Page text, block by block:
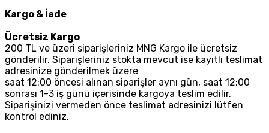
Kargo & İade
Ücretsiz Kargo
200 TL ve üzeri siparişleriniz MNG Kargo ile ücretsiz
gönderilir. Siparişleriniz stokta mevcut ise kayıtlı teslimat
adresinize gönderilmek üzere
saat 12:00 öncesi alınan siparişler aynı gün, saat 12:00
sonrası 1-3 iş günü içerisinde kargoya teslim edilir.
Siparişinizi vermeden önce teslimat adresinizi lütfen
kontrol ediniz.